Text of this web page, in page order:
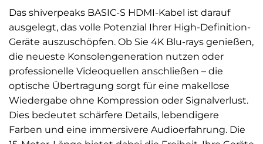
Das shiverpeaks BASIC-S HDMI-Kabel ist darauf
ausgelegt, das volle Potenzial Ihrer High-Definition-
Geräte auszuschöpfen. Ob Sie 4K Blu-rays genießen,
die neueste Konsolengeneration nutzen oder
professionelle Videoquellen anschließen – die
optische Übertragung sorgt für eine makellose
Wiedergabe ohne Kompression oder Signalverlust.
Dies bedeutet schärfere Details, lebendigere
Farben und eine immersivere Audioerfahrung. Die